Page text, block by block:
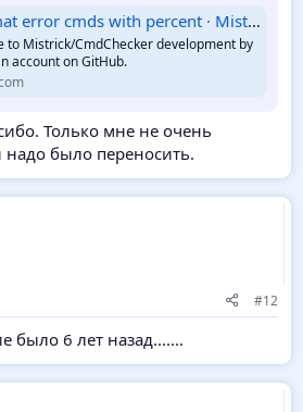
cmds with percent · Mistrick/CmdChecker@a235942
to Mistrick/CmdChecker development by
account on GitHub.
Только мне не очень
надо было переносить.
#12
было 6 лет назад.......